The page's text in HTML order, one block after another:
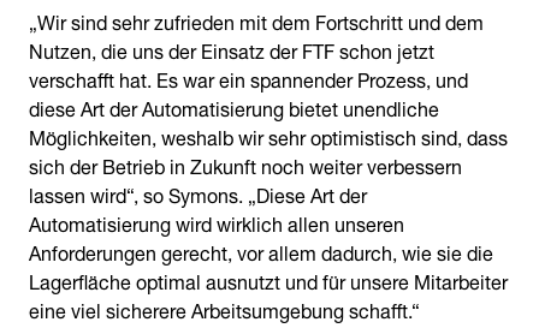
„Wir sind sehr zufrieden mit dem Fortschritt und dem
Nutzen, die uns der Einsatz der FTF schon jetzt
verschafft hat. Es war ein spannender Prozess, und
diese Art der Automatisierung bietet unendliche
Möglichkeiten, weshalb wir sehr optimistisch sind, dass
sich der Betrieb in Zukunft noch weiter verbessern
lassen wird“, so Symons. „Diese Art der
Automatisierung wird wirklich allen unseren
Anforderungen gerecht, vor allem dadurch, wie sie die
Lagerfläche optimal ausnutzt und für unsere Mitarbeiter
eine viel sicherere Arbeitsumgebung schafft.“